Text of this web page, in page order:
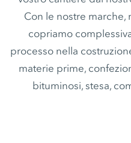
Con le nostre marche,
copriamo
processo nella
materie prime,
bituminosi, stesa,